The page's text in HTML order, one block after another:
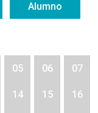
Alumno
05 06 07
14 15 16